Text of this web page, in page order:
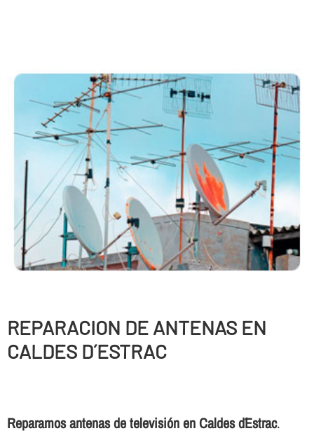
REPARACION DE ANTENAS EN
CALDES D´ESTRAC
Reparamos antenas de televisión en Caldes d´Estrac.